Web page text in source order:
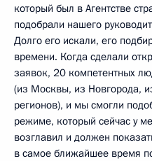
который был в Агентстве
подобрали нашего
Долго его искали, его
времени. Когда сделали
заявок, 20 компетентных
(из Москвы, из Новгорода,
регионов), и мы смогли
режиме, который сейчас у
возглавил и должен
в самое ближайшее время